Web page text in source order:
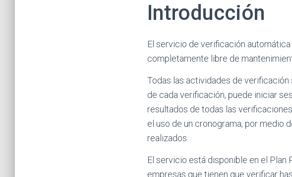
Introducción
El servicio de verificación
completamente libre de
Todas las actividades de
de cada verificación, puede iniciar
resultados de todas las
el uso de un cronograma, por medio
realizados.
El servicio está disponible en el Plan
empresas que tienen que verificar